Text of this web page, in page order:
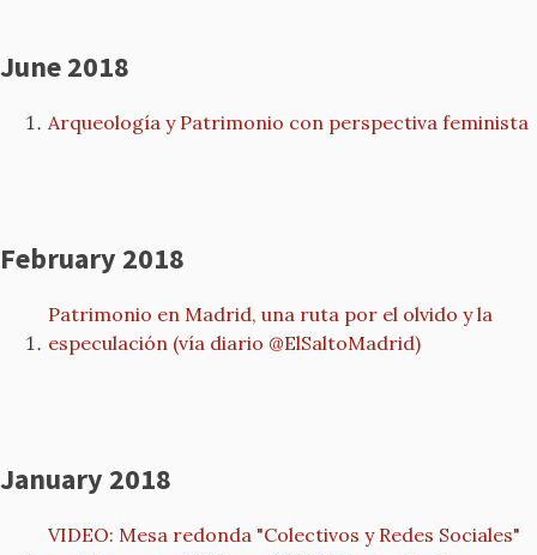
June 2018
Arqueología y Patrimonio con perspectiva feminista
February 2018
Patrimonio en Madrid, una ruta por el olvido y la
especulación (vía diario @ElSaltoMadrid)
January 2018
VIDEO: Mesa redonda "Colectivos y Redes Sociales"